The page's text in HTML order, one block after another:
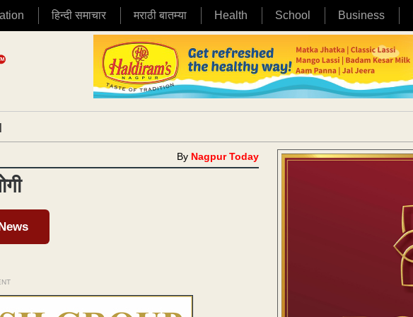
हिन्दी समाचार मराठी बातम्या Health School Business
By Nagpur Today